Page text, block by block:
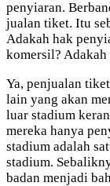
penyiaran.
jualan tiket. Itu
Adakah hak
komersil?
Ya, penjualan
lain yang akan
luar stadium
mereka hanya
stadium adalah
stadium.
badan menjadi